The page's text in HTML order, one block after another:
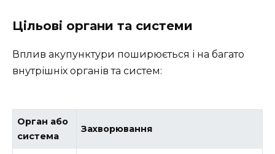
Цільові органи та системи
Вплив акупунктури поширюється і на багато
внутрішніх органів та систем:
Орган або
система
Захворювання